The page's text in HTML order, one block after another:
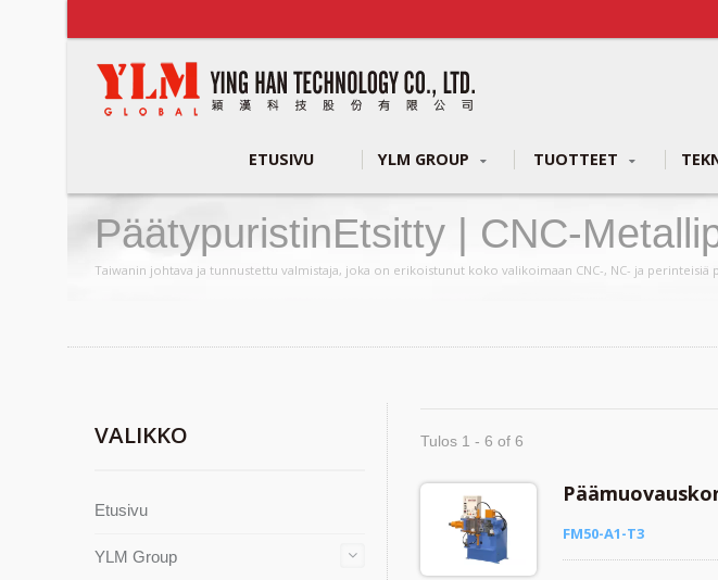
ETUSIVU YLM GROUP TUOTTEET
PäätypuristinEtsitty | CNC-
Valmistuskoneiden Valmistaja |
Taiwanin johtava ja tunnustettu valmistaja, joka on erikoistunut koko valikoimaan CNC-, NC- ja perinteisiä
VALIKKO
Etusivu
YLM Group
Tulos 1 - 6 of 6
FM50-A1-T3